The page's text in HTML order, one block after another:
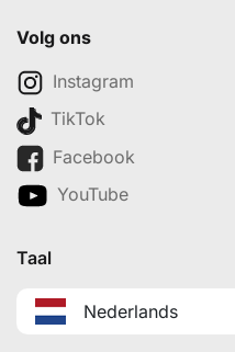
Volg ons
Instagram
TikTok
Facebook
YouTube
Taal
Nederlands